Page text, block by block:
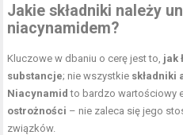
Jakie składniki należy
niacynamidem?
Kluczowe w dbaniu o cerę jest to, jak
substancje; nie wszystkie składniki
Niacynamid to bardzo wartościowy
ostrożności – nie zaleca się jego
związków.